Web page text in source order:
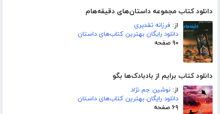
دانلود کتاب مجموعه داستان‌های دقیقه‌هام
از: فرزانه تقدیری
دانلود رایگان بهترین کتاب‌های داستان
۹۰ صفحه
دانلود کتاب برایم از بادبادک‌ها بگو
از: نوشین جم نژاد
دانلود رایگان بهترین کتاب‌های داستان
۶۹ صفحه